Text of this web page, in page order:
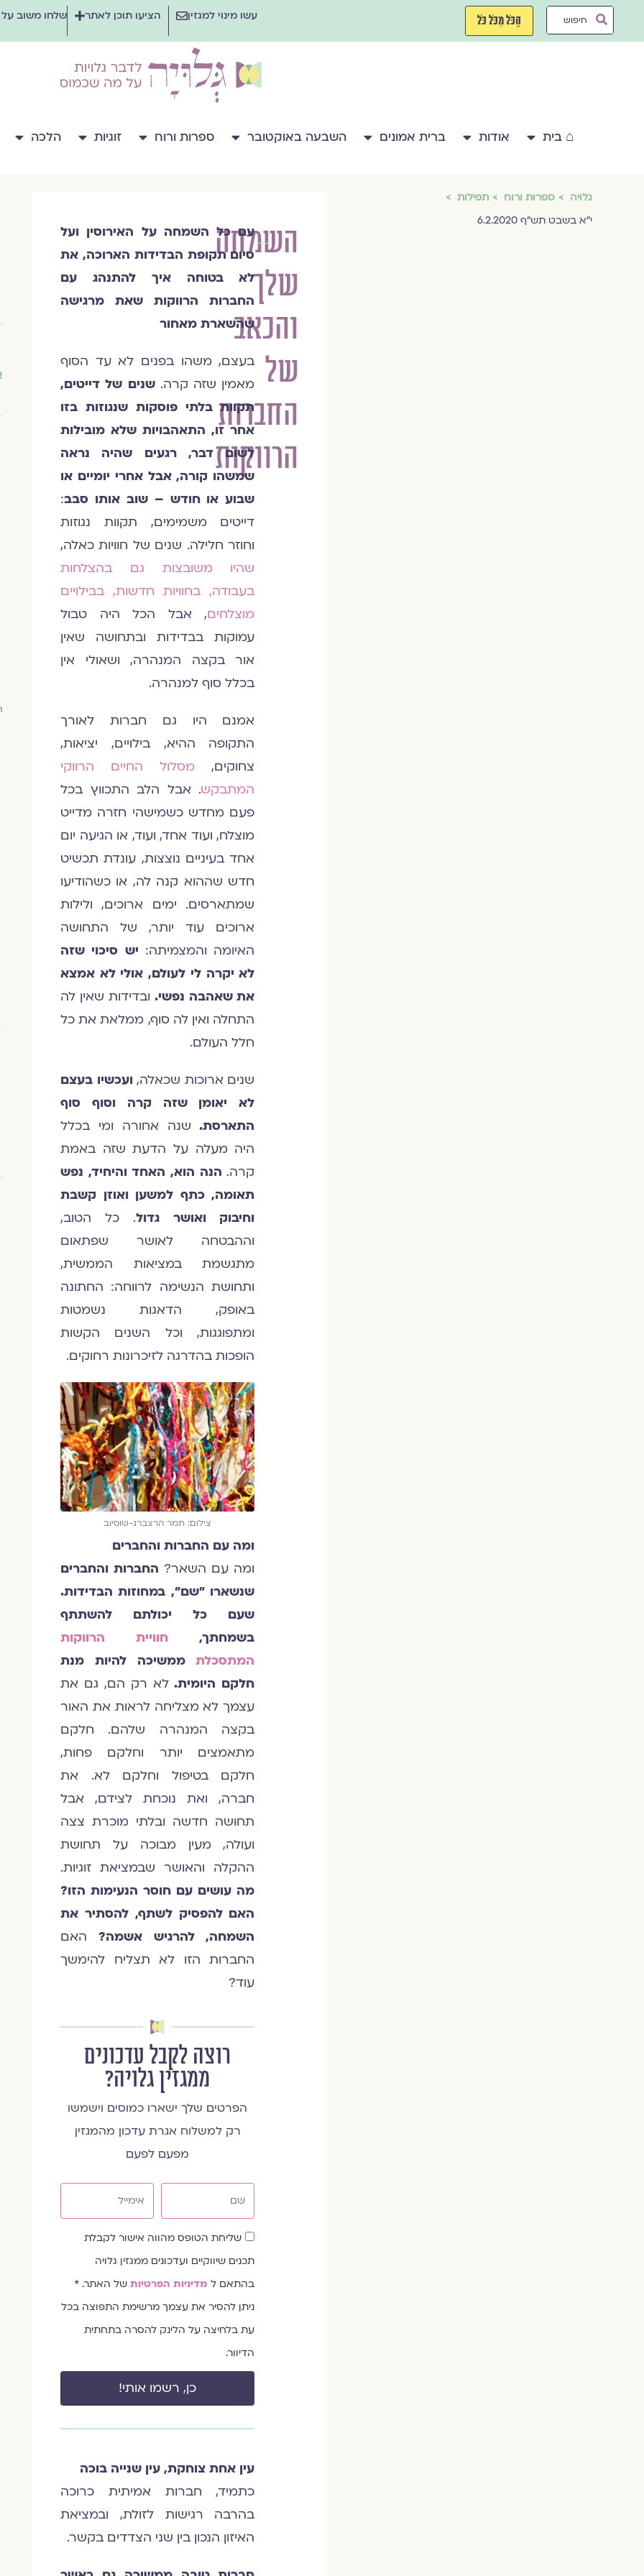
Search
הַכֹּל מִכֹּל כֹּל עשו מינוי למגזין הציעו תוכן לאתר שלחו משוב
⌂ בית אודות ברית אמונים השבעה באוקטובר ספרות ורוח זוגיות הלכה
גלויה ספרות ורוח
תפילות
י"א בשבט תש"ף 6.2.2020
השמחה
שלך
והכאב
של
החברות
הרווקות
הרבנית
שרה
סגל־כץ
עם כל השמחה על האירוסין ועל
סיום תקופת הבדידות הארוכה, את
לא בטוחה איך להתנהג עם
החברות הרווקות שאת מרגישה
שהשארת מאחור
בעצם, משהו בפנים לא עד הסוף
מאמין שזה קרה.שנים של דייטים,
תקוות בלתי פוסקות שנגוזות בזו
אחר זו, התאהבויות שלא מובילות
לשום דבר, רגעים שהיה נראה
שמשהו קורה, אבל אחרי יומיים או
שבוע או חודש – שוב אותו סבב:
דייטים משמימים, תקוות נגוזות
וחוזר חלילה. שנים של חוויות כאלה,
שהיו משובצות גם בהצלחות
בעבודה, בחוויות חדשות, בבילויים
מוצלחים, אבל הכל היה טבול
עמוקות בבדידות ובתחושה שאין
אור בקצה המנהרה, ושאולי אין
בכלל סוף למנהרה.
אמנם היו גם חברות לאורך
התקופה ההיא, בילויים, יציאות,
צחוקים, מסלול החיים הרווקי
המתבקש. אבל הלב התכווץ בכל
פעם מחדש כשמישהי חזרה מדייט
מוצלח, ועוד אחד, ועוד, או הגיעה יום
אחד בעיניים נוצצות, עונדת תכשיט
חדש שההוא קנה לה, או כשהודיעו
שמתארסים. ימים ארוכים, ולילות
ארוכים עוד יותר, של התחושה
האיומה והמצמיתה: יש סיכוי שזה
לא יקרה לי לעולם, אולי לא אמצא
את שאהבה נפשי. ובדידות שאין לה
התחלה ואין לה סוף, ממלאת את כל
חלל העולם.
שנים ארוכות שכאלה, ועכשיו בעצם
לא יאומן שזה קרה וסוף סוף
התארסת. שנה אחורה ומי בכלל
היה מעלה על הדעת שזה באמת
קרה. הנה הוא, האחד והיחיד, נפש
תאומה, כתף למשען ואוזן קשבת
וחיבוק ואושר גדול. כל הטוב,
וההבטחה לאושר שפתאום
מתגשמת במציאות הממשית,
ותחושת הנשימה לרווחה: החתונה
באופק, הדאגות נשמטות
ומתפוגגות, וכל השנים הקשות
הופכות בהדרגה לזיכרונות רחוקים.
צילום: תמר הרצברג-שוסיוב
ומה עם החברות והחברים
ומה עם השאר? החברות והחברים
שנשארו "שם", במחוזות הבדידות.
שעם כל יכולתם להשתתף
בשמחתך, חוויית הרווקות
המתסכלתממשיכה להיות מנת
חלקם היומית.לא רק הם, גם את
עצמך לא מצליחה לראות את האור
בקצה המנהרה שלהם. חלקם
מתאמצים יותר וחלקם פחות,
חלקם בטיפול וחלקם לא. את
חברה, ואת נוכחת לצידם, אבל
תחושה חדשה ובלתי מוכרת צצה
ועולה, מעין מבוכה על תחושת
ההקלה והאושר שבמציאת זוגיות.
מה עושים עם חוסר הנעימות הזו?
האם להפסיק לשתף, להסתיר את
השמחה, להרגיש אשמה? האם
החברות הזו לא תצליח להימשך
עוד?
רוצה לקבל עדכונים
ממגזין גלויה?
הפרטים שלך ישארו כמוסים וישמשו
רק למשלוח אגרת עדכון מהמגזין
מפעם לפעם
שדהשליחת הטופס מהווה אישור לקבלת
תכנים שיווקיים ועדכונים ממגזין גלויה
בהתאם למדיניות הפרטיותשל האתר. *
ניתן להסיר את עצמך מרשימת התפוצה בכל
עת בלחיצה על הלינק להסרה בתחתית
הדיוור.
כן, רשמו אותי!
עין אחת צוחקת, עין שנייה בוכה
כתמיד, חברות אמיתית כרוכה
בהרבה רגישות לזולת, ובמציאת
האיזון הנכון בין שני הצדדים בקשר.